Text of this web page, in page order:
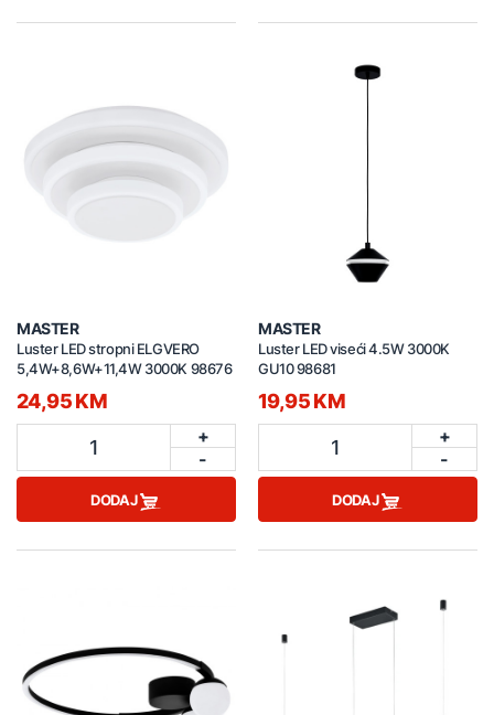
MASTER
Luster LED stropni ELGVERO
5,4W+8,6W+11,4W 3000K 98676
24,95 KM
1
+
-
DODAJ
MASTER
Luster LED viseći 4.5W 3000K
GU10 98681
19,95 KM
1
+
-
DODAJ